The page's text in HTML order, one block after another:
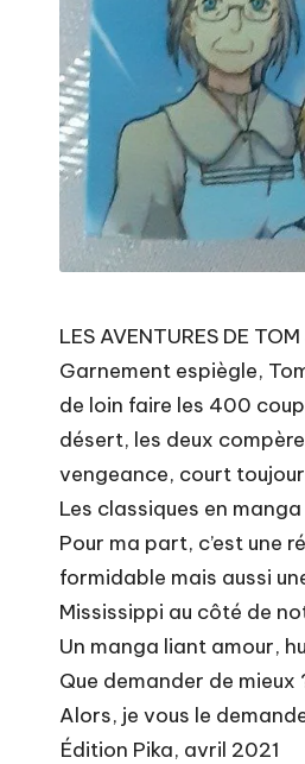
LES AVENTURES DE
Garnement espiègle,
de loin faire les 400
désert, les deux
vengeance, court
Les classiques en manga
Pour ma part, c’est une
formidable mais aussi
Mississippi au côté de
Un manga liant amour,
Que demander de mieux
Alors, je vous le
Édition Pika, avril 2021